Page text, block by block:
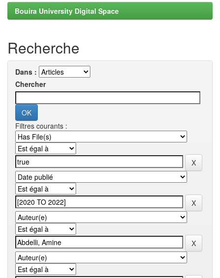
Bouira University Digital Space
Recherche
Dans :
Chercher
Filtres courants :